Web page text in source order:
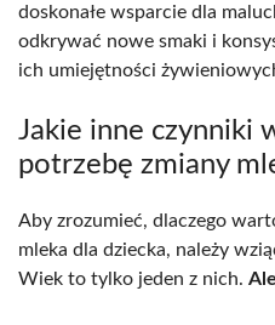
doskonałe wsparcie dla
odkrywać nowe smaki i
ich umiejętności
Jakie inne czynniki
potrzebę zmiany
Aby zrozumieć, dlaczego
mleka dla dziecka, należy
Wiek to tylko jeden z nich.